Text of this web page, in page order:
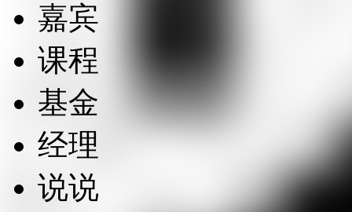
嘉宾
课程
基金
经理
说说